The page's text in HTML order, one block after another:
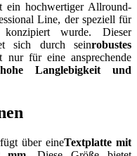
ein hochwertiger Allround-
Line, der speziell für
wurde. Dieser
sich durch seinrobustes
nur für eine ansprechende
hohe Langlebigkeit und
über eineTextplatte mit